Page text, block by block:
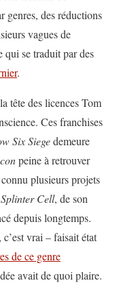
genres, des réductions
vagues de
qui se traduit par des
.
tête des licences Tom
Ces franchises
Six Siegedemeure
peine à retrouver
plusieurs projets
Splinter Cell, de son
depuis longtemps.
vrai – faisait état
de ce genre
avait de quoi plaire.